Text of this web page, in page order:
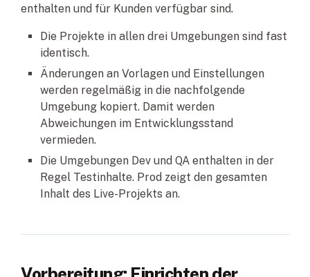
enthalten und für Kunden verfügbar sind.
Die Projekte in allen drei Umgebungen sind fast
identisch.
Änderungen an Vorlagen und Einstellungen
werden regelmäßig in die nachfolgende
Umgebung kopiert. Damit werden
Abweichungen im Entwicklungsstand
vermieden.
Die Umgebungen Dev und QA enthalten in der
Regel Testinhalte. Prod zeigt den gesamten
Inhalt des Live-Projekts an.